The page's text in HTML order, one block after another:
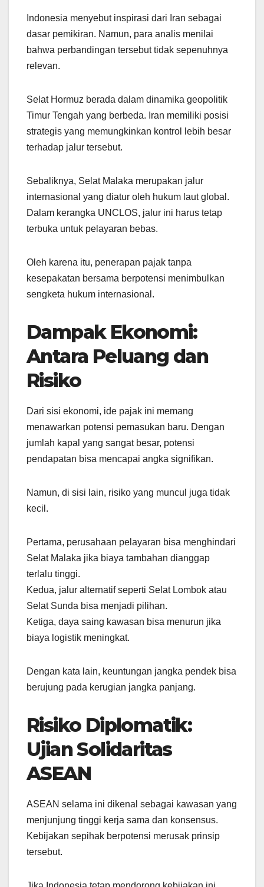
Indonesia menyebut inspirasi dari Iran sebagai
dasar pemikiran. Namun, para analis menilai
bahwa perbandingan tersebut tidak sepenuhnya
relevan.
Selat Hormuz berada dalam dinamika geopolitik
Timur Tengah yang berbeda. Iran memiliki posisi
strategis yang memungkinkan kontrol lebih besar
terhadap jalur tersebut.
Sebaliknya, Selat Malaka merupakan jalur
internasional yang diatur oleh hukum laut global.
Dalam kerangka UNCLOS, jalur ini harus tetap
terbuka untuk pelayaran bebas.
Oleh karena itu, penerapan pajak tanpa
kesepakatan bersama berpotensi menimbulkan
sengketa hukum internasional.
Dampak Ekonomi:
Antara Peluang dan
Risiko
Dari sisi ekonomi, ide pajak ini memang
menawarkan potensi pemasukan baru. Dengan
jumlah kapal yang sangat besar, potensi
pendapatan bisa mencapai angka signifikan.
Namun, di sisi lain, risiko yang muncul juga tidak
kecil.
Pertama, perusahaan pelayaran bisa menghindari
Selat Malaka jika biaya tambahan dianggap
terlalu tinggi.
Kedua, jalur alternatif seperti Selat Lombok atau
Selat Sunda bisa menjadi pilihan.
Ketiga, daya saing kawasan bisa menurun jika
biaya logistik meningkat.
Dengan kata lain, keuntungan jangka pendek bisa
berujung pada kerugian jangka panjang.
Risiko Diplomatik:
Ujian Solidaritas
ASEAN
ASEAN selama ini dikenal sebagai kawasan yang
menjunjung tinggi kerja sama dan konsensus.
Kebijakan sepihak berpotensi merusak prinsip
tersebut.